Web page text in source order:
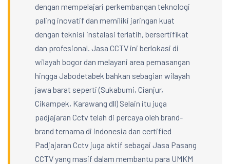
dengan mempelajari perkembangan teknologi
paling inovatif dan memiliki jaringan kuat
dengan teknisi instalasi terlatih, bersertifikat
dan profesional. Jasa CCTV ini berlokasi di
wilayah bogor dan melayani area pemasangan
hingga Jabodetabek bahkan sebagian wilayah
jawa barat seperti (Sukabumi, Cianjur,
Cikampek, Karawang dll) Selain itu juga
padjajaran Cctv telah di percaya oleh brand-
brand ternama di indonesia dan certified
Padjajaran Cctv juga aktif sebagai Jasa Pasang
CCTV yang masif dalam membantu para UMKM